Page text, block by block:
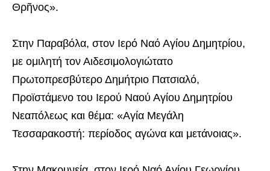
Θρῆνος».
Στην Παραβόλα, στον Ιερό Ναό Αγίου Δημητρίου,
με ομιλητή τον Αιδεσιμολογιώτατο
Πρωτοπρεσβύτερο Δημήτριο Πατσιαλό,
Προϊστάμενο του Ιερού Ναού Αγίου Δημητρίου
Νεαπόλεως και θέμα: «Αγία Μεγάλη
Τεσσαρακοστή: περίοδος αγώνα και μετάνοιας».